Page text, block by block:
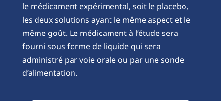
le médicament expérimental, soit le placebo,
les deux solutions ayant le même aspect et le
même goût. Le médicament à l’étude sera
fourni sous forme de liquide qui sera
administré par voie orale ou par une sonde
d’alimentation.